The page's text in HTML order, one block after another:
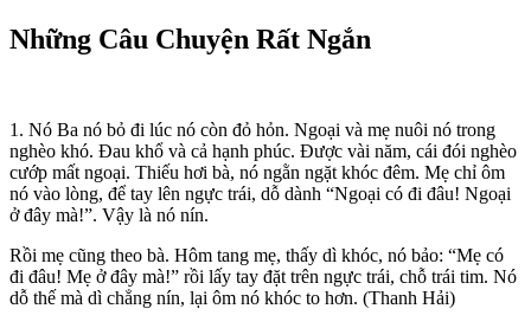
Những Câu Chuyện Rất Ngắn
1. Nó Ba nó bỏ đi lúc nó còn đỏ hỏn. Ngoại và mẹ nuôi nó trong
nghèo khó. Đau khổ và cả hạnh phúc. Được vài năm, cái đói nghèo
cướp mất ngoại. Thiếu hơi bà, nó ngằn ngặt khóc đêm. Mẹ chỉ ôm
nó vào lòng, để tay lên ngực trái, dỗ dành “Ngoại có đi đâu! Ngoại
ở đây mà!”. Vậy là nó nín.
Rồi mẹ cũng theo bà. Hôm tang mẹ, thấy dì khóc, nó bảo: “Mẹ có
đi đâu! Mẹ ở đây mà!” rồi lấy tay đặt trên ngực trái, chỗ trái tim. Nó
dỗ thế mà dì chẳng nín, lại ôm nó khóc to hơn. (Thanh Hải)